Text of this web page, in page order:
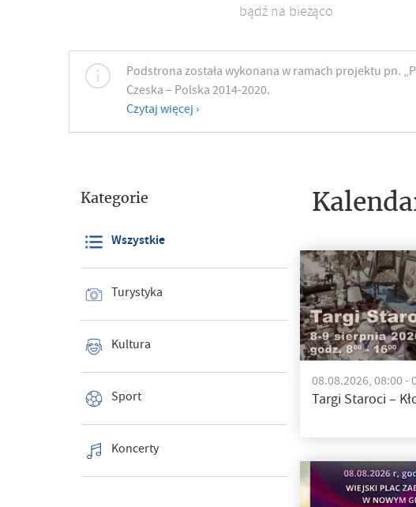
bądź na bieżąco
Podstrona została wykonana w ramach projektu pn.
Czeska – Polska 2014-2020.
Czytaj więcej ›
Kategorie
Wszystkie
Turystyka
Kultura
Sport
Koncerty
08.08.2026, 08:00 -
Targi Staroci –